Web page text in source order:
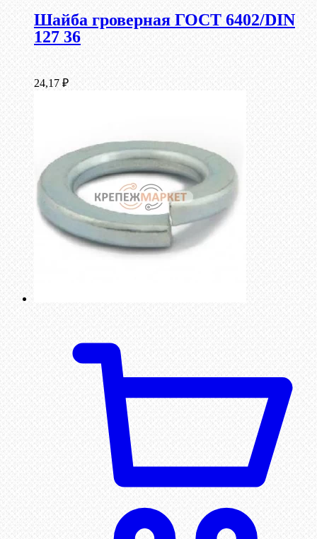
Шайба гроверная ГОСТ 6402/DIN
127 36
24,17 ₽